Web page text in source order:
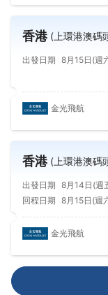
香港 (上環港澳碼
出發日期 8月15日(週
金光飛航
香港 (上環港澳碼
出發日期 8月14日(週
回程日期 8月15日(週
金光飛航